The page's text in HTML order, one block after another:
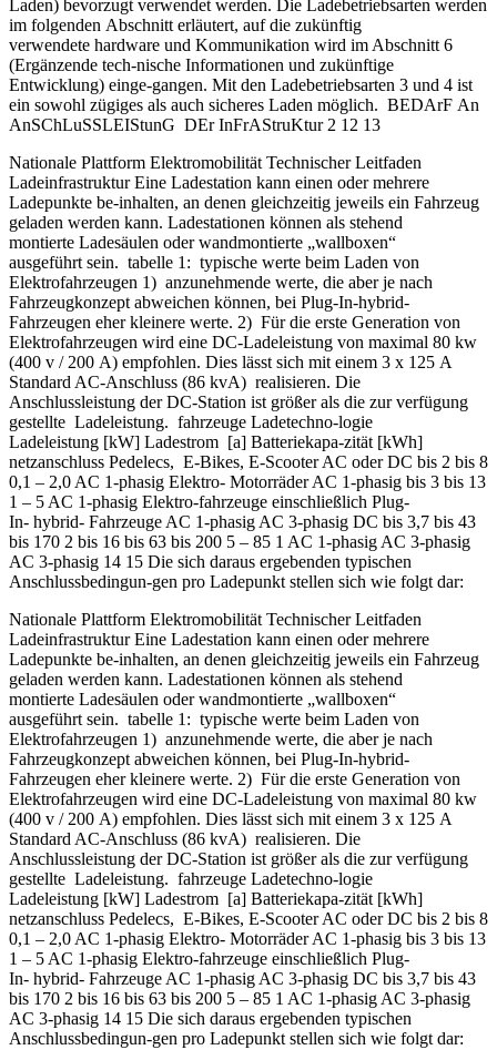
Laden) bevorzugt verwendet werden. Die Ladebetriebsarten werden
im folgenden Abschnitt erläutert, auf die zukünftig
verwendete hardware und Kommunikation wird im Abschnitt 6
(Ergänzende tech-nische Informationen und zukünftige
Entwicklung) einge-gangen. Mit den Ladebetriebsarten 3 und 4 ist
ein sowohl zügiges als auch sicheres Laden möglich. BEDArF An
AnSChLuSSLEIStunG DEr InFrAStruKtur 2 12 13
Nationale Plattform Elektromobilität Technischer Leitfaden
Ladeinfrastruktur Eine Ladestation kann einen oder mehrere
Ladepunkte be-inhalten, an denen gleichzeitig jeweils ein Fahrzeug
geladen werden kann. Ladestationen können als stehend
montierte Ladesäulen oder wandmontierte „wallboxen“
ausgeführt sein. tabelle 1: typische werte beim Laden von
Elektrofahrzeugen 1) anzunehmende werte, die aber je nach
Fahrzeugkonzept abweichen können, bei Plug-In-hybrid-
Fahrzeugen eher kleinere werte. 2) Für die erste Generation von
Elektrofahrzeugen wird eine DC-Ladeleistung von maximal 80 kw
(400 v / 200 A) empfohlen. Dies lässt sich mit einem 3 x 125 A
Standard AC-Anschluss (86 kvA) realisieren. Die
Anschlussleistung der DC-Station ist größer als die zur verfügung
gestellte Ladeleistung. fahrzeuge Ladetechno-logie
Ladeleistung [kW] Ladestrom [a] Batteriekapa-zität [kWh]
netzanschluss Pedelecs, E-Bikes, E-Scooter AC oder DC bis 2 bis 8
0,1 – 2,0 AC 1-phasig Elektro- Motorräder AC 1-phasig bis 3 bis 13
1 – 5 AC 1-phasig Elektro-fahrzeuge einschließlich Plug-
In- hybrid- Fahrzeuge AC 1-phasig AC 3-phasig DC bis 3,7 bis 43
bis 170 2 bis 16 bis 63 bis 200 5 – 85 1 AC 1-phasig AC 3-phasig
AC 3-phasig 14 15 Die sich daraus ergebenden typischen
Anschlussbedingun-gen pro Ladepunkt stellen sich wie folgt dar:
Nationale Plattform Elektromobilität Technischer Leitfaden
Ladeinfrastruktur Eine Ladestation kann einen oder mehrere
Ladepunkte be-inhalten, an denen gleichzeitig jeweils ein Fahrzeug
geladen werden kann. Ladestationen können als stehend
montierte Ladesäulen oder wandmontierte „wallboxen“
ausgeführt sein. tabelle 1: typische werte beim Laden von
Elektrofahrzeugen 1) anzunehmende werte, die aber je nach
Fahrzeugkonzept abweichen können, bei Plug-In-hybrid-
Fahrzeugen eher kleinere werte. 2) Für die erste Generation von
Elektrofahrzeugen wird eine DC-Ladeleistung von maximal 80 kw
(400 v / 200 A) empfohlen. Dies lässt sich mit einem 3 x 125 A
Standard AC-Anschluss (86 kvA) realisieren. Die
Anschlussleistung der DC-Station ist größer als die zur verfügung
gestellte Ladeleistung. fahrzeuge Ladetechno-logie
Ladeleistung [kW] Ladestrom [a] Batteriekapa-zität [kWh]
netzanschluss Pedelecs, E-Bikes, E-Scooter AC oder DC bis 2 bis 8
0,1 – 2,0 AC 1-phasig Elektro- Motorräder AC 1-phasig bis 3 bis 13
1 – 5 AC 1-phasig Elektro-fahrzeuge einschließlich Plug-
In- hybrid- Fahrzeuge AC 1-phasig AC 3-phasig DC bis 3,7 bis 43
bis 170 2 bis 16 bis 63 bis 200 5 – 85 1 AC 1-phasig AC 3-phasig
AC 3-phasig 14 15 Die sich daraus ergebenden typischen
Anschlussbedingun-gen pro Ladepunkt stellen sich wie folgt dar: